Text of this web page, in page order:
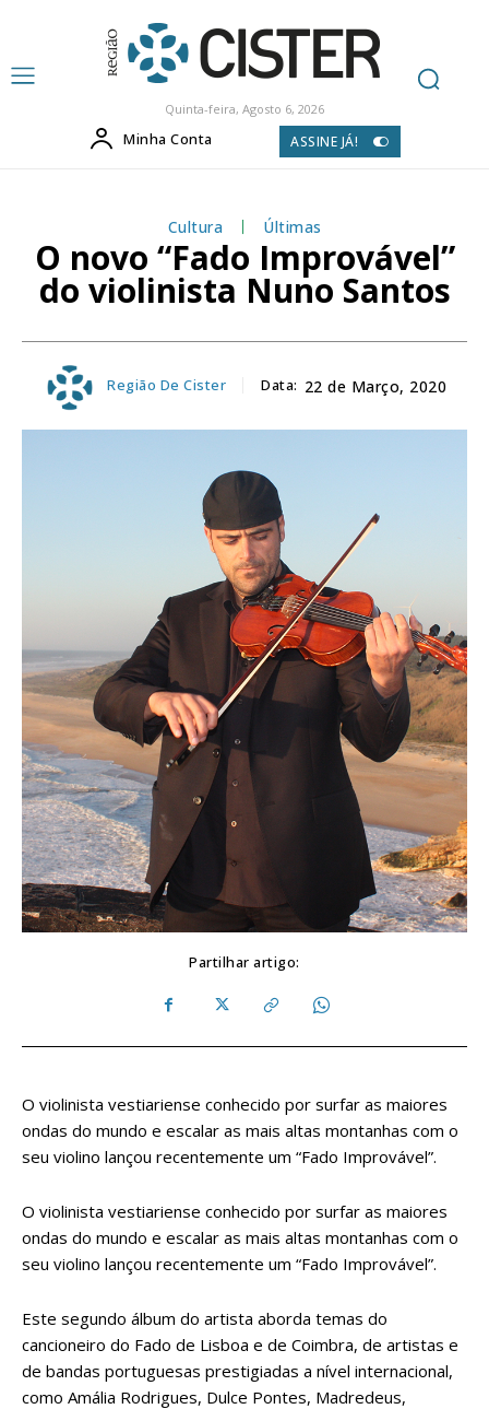
Quinta-feira, Agosto 6, 2026
Minha Conta ASSINE JÁ!
Cultura Últimas
O novo “Fado Improvável”
do violinista Nuno Santos
Região De Cister Data: 22 de Março, 2020
Partilhar artigo:
O violinista vestiariense conhecido por surfar as maiores
ondas do mundo e escalar as mais altas montanhas com o
seu violino lançou recentemente um “Fado Improvável”.
O violinista vestiariense conhecido por surfar as maiores
ondas do mundo e escalar as mais altas montanhas com o
seu violino lançou recentemente um “Fado Improvável”.
Este segundo álbum do artista aborda temas do
cancioneiro do Fado de Lisboa e de Coimbra, de artistas e
de bandas portuguesas prestigiadas a nível internacional,
como Amália Rodrigues, Dulce Pontes, Madredeus,